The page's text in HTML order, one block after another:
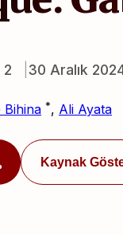
2 30 Aralık
Bihina *, Ali Ayata
Kaynak